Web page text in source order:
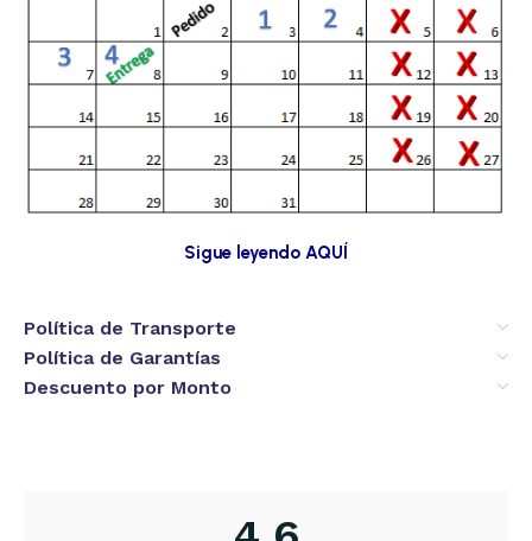
Sigue leyendo AQUÍ
Política de Transporte
Política de Garantías
Descuento por Monto